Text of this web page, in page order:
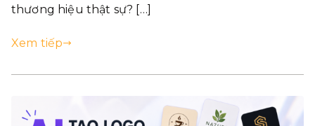
thương hiệu thật sự? […]
Xem tiếp